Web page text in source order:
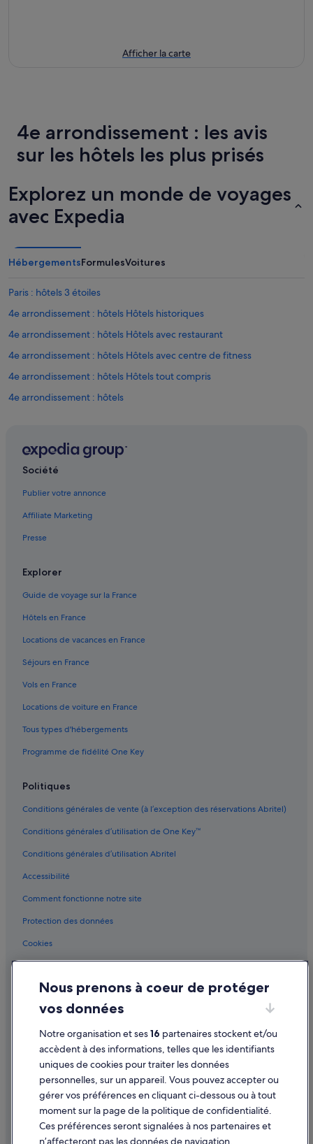
Afficher la carte
4e arrondissement : les avis
sur les hôtels les plus prisés
Explorez un monde de voyages
avec Expedia
HébergementsFormulesVoitures
Paris : hôtels 3 étoiles
4e arrondissement : hôtels Hôtels historiques
4e arrondissement : hôtels Hôtels avec restaurant
4e arrondissement : hôtels Hôtels avec centre de fitness
4e arrondissement : hôtels Hôtels tout compris
4e arrondissement : hôtels
Paris : hôtels 4 étoiles
Bercy : hôtels Hôtels-boutiques
Bercy : hôtels
Région Île-de-France : hôtels Hôtels d’aventure
Région Île-de-France : hôtels Séjours réservés aux adultes
Gare de Châtelet - Les Halles : Maison d’hôtes
Gare de Châtelet - Les Halles : hôtels à proximité
Gare de Châtelet - Les Halles : Palaces
Gare Saint-Michel-Notre-Dame : Auberges de jeunesse
Haut-Marais : hôtels Hôtels de luxe
Île de la Cité : hôtels à proximité
Île Saint-Louis : hôtels à proximité
La Samaritaine : hôtels à proximité
Le Marais : hôtels Hôtels acceptant les animaux de compagnie
Le Marais : hôtels Hôtels avec piscine
Le Marais : hôtels Hôtels-boutiques
Le Marais : hôtels Hôtels avec restaurant
Le Marais : hôtels Hôtels romantiques
Le Marais : hôtels Hôtels avec spa
Le Marais : hôtels Hôtels pas chers
Le Marais : hôtels Séjours réservés aux adultes
Le Marais : hôtels
Les Halles : hôtels à proximité
Les Halles : hôtels
Société
Publier votre annonce
Affiliate Marketing
Presse
Explorer
Guide de voyage sur la France
Hôtels en France
Locations de vacances en France
Séjours en France
Vols en France
Locations de voiture en France
Tous types d'hébergements
Programme de fidélité One Key
Politiques
Conditions générales de vente (à l’exception des réservations Abritel)
Conditions générales d’utilisation de One Key™
Conditions générales d’utilisation Abritel
Accessibilité
Comment fonctionne notre site
Protection des données
Cookies
Mentions légales / Nous contacter
Directives de contenu et signalement de contenus
Aide
Assistance
Annuler votre vol
Annuler une réservation d'hôtel ou de location de vacances
Délais de remboursement
Nous prenons à coeur de protéger
vos données
Notre organisation et ses16 partenaires stockent et/ou
accèdent à des informations, telles que les identifiants
uniques de cookies pour traiter les données
personnelles, sur un appareil. Vous pouvez accepter ou
gérer vos préférences en cliquant ci-dessous ou à tout
moment sur la page de la politique de confidentialité.
Ces préférences seront signalées à nos partenaires et
n’affecteront pas les données de navigation.